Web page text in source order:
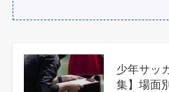
少年サッ
集】場面